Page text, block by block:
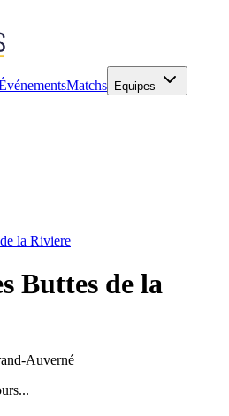
Matchs Equipes
la Riviere
Buttes de la
Auverné